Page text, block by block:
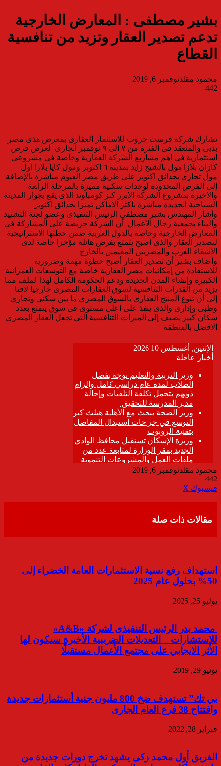
بشير مصطفى : المعارض الخارجية
تدعم تصدير العقار وتزيد من تنافسية
القطاع
محمود مقلدنوفمبر 6, 2019
442
تشارك شركة فرست جروب للاستثمار العقارى بمعرض هذى مصر
بدبى والمنعقد فى الفترة من ٧ الى ٩ نوفمبر الجارى لعرض فرص
استثمارية فى اهم مشاريع الشركة العقارية وخاصة فى مشروعى
كازان بلازا مول بالشيخ زايد بمدينة ٦ اكتوبر ومول كايا بلازا اول
مول تجارى بحدائق اكتوبر على طريق مصر الفيوم مباشرة بالإضافة
إلى الفرص المحدودة لوحدات سكنية مميزة بالمرحلة الرابعة
والاخيرة بمشروع الشركة الابرز كنز كومباوند الذى يقع بجوار المدينة
السياحية الجديدة مباشرة باكثر الاماكن تميزا بحدائق اكتوبر
وأشار المهندس بشير مصطفى الرئيس التنفيذى وعضو لجنة التشييد
والبناء بجمعية رجال الأعمال أن الشركة حريصة على المشاركة فى
المعارض الخارجية وخاصة بالدول العربية ضمن خطتها الاستراتيجية
لتصدير العقار والذى اصبح يتمتع بفرض هائلة مؤخرا خاصة لدى
الأشقاء العرب والمصريين المقيمين بالخارج
وأضاف بشير أن تصدير العقار أصبح خطوة مهمة وضرورية
للاستفادة من إمكانيات مصر العقارية خاصة مع التوسعات العمرانية
الكبيرة وإنشاء المدن الجديدة ودعم الحكومة الكامل لهذا الملف مما
يزيد من القدرات التنافسية لسوق العقارات المصرى خارجيا لافتا
إلى أن تنوع المنتج العقارى بالسوق المصرى ما بين سكنى وتجارى
وطبى وإدارى والذى ينفذ على اعلى مستوى فى سوق يتمتع بعدد
سكان كبير يضيف إلى الميزات التنافسية التى تجعل العقار المصرى
الافضل بالمنطقة
محمود مقلدنوفمبر 6, 2019
442
فيسبوك ‫X
مقالات ذات صلة
استهداف رفع نسبة الاستثمارات العامة الخضراء إلى
50% بحلول عام 2025
يوليو 25, 2025
محمد بدر الرئيس التنفيذى لشركة «A&B»
للاستشارات التعديلات الضريبية الأخيرة سيكون لها
الأثر الايجابي على مجتمع الأعمال مستقبلًا
يونيو 29, 2019
بي تك” تستهدف ضخ 800 مليون جنية أستثمارات جديدة
وافتتاح 38 فرع العام الجارى
فبراير 28, 2022
الفريق أول محمد زكى يشهد تخرج دورات جديدة من